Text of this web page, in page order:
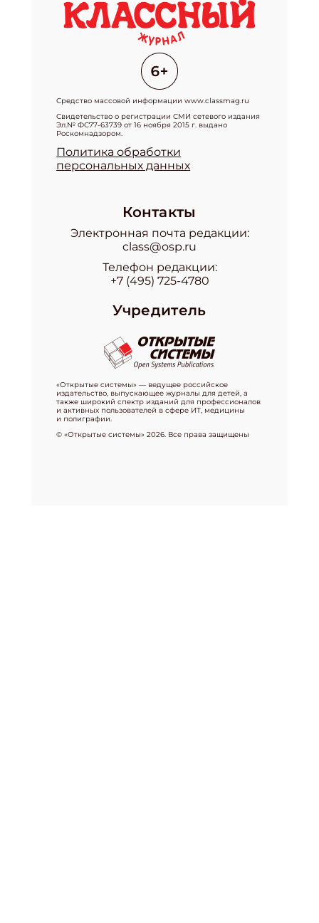
Средство массовой информации www.classmag.ru
Свидетельство о регистрации СМИ сетевого издания
Эл.№ ФС77-63739 от 16 ноября 2015 г. выдано
Роскомнадзором.
Политика обработки
персональных данных
Контакты
Электронная почта редакции:
class@osp.ru
Телефон редакции:
+7 (495) 725-4780
Учредитель
«Открытые системы» — ведущее российское
издательство, выпускающее журналы для детей, а
также широкий спектр изданий для профессионалов
и активных пользователей в сфере ИТ, медицины
и полиграфии.
© «Открытые системы» 2026. Все права защищены